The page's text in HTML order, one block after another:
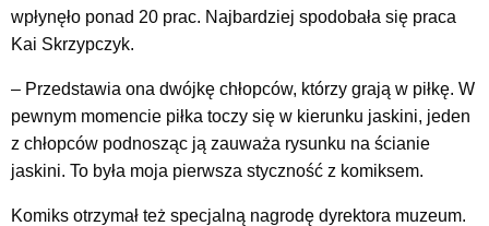
wpłynęło ponad 20 prac. Najbardziej spodobała się praca
Kai Skrzypczyk.
– Przedstawia ona dwójkę chłopców, którzy grają w piłkę. W
pewnym momencie piłka toczy się w kierunku jaskini, jeden
z chłopców podnosząc ją zauważa rysunku na ścianie
jaskini. To była moja pierwsza styczność z komiksem.
Komiks otrzymał też specjalną nagrodę dyrektora muzeum.